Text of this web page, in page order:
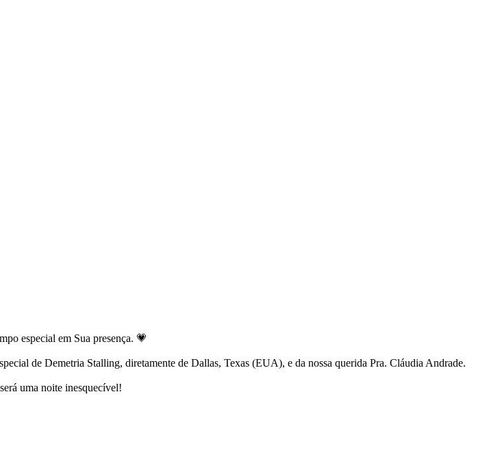
especial em Sua presença. 💗
de Demetria Stalling, diretamente de Dallas, Texas (EUA), e da nossa querida Pra. Cláudia Andrade.
uma noite inesquecível!